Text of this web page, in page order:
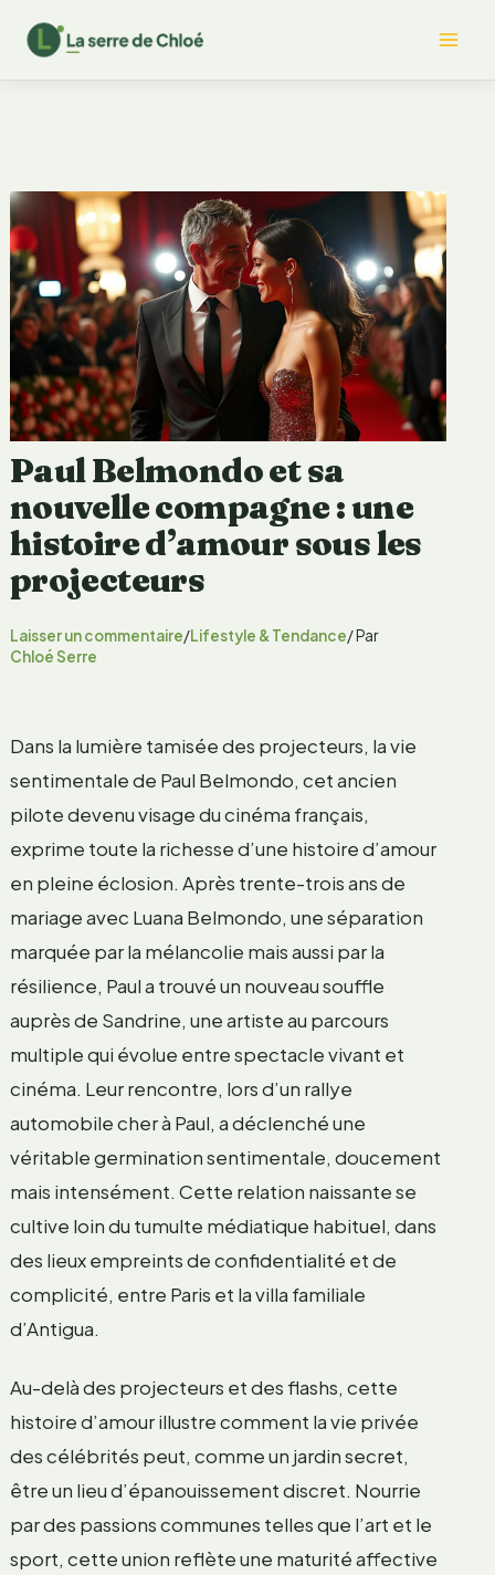
contenu
Paul Belmondo et sa
nouvelle compagne : une
histoire d’amour sous les
projecteurs
Laisser un commentaire/Lifestyle & Tendance/ Par
Chloé Serre
Dans la lumière tamisée des projecteurs, la vie
sentimentale de Paul Belmondo, cet ancien
pilote devenu visage du cinéma français,
exprime toute la richesse d’une histoire d’amour
en pleine éclosion. Après trente-trois ans de
mariage avec Luana Belmondo, une séparation
marquée par la mélancolie mais aussi par la
résilience, Paul a trouvé un nouveau souffle
auprès de Sandrine, une artiste au parcours
multiple qui évolue entre spectacle vivant et
cinéma. Leur rencontre, lors d’un rallye
automobile cher à Paul, a déclenché une
véritable germination sentimentale, doucement
mais intensément. Cette relation naissante se
cultive loin du tumulte médiatique habituel, dans
des lieux empreints de confidentialité et de
complicité, entre Paris et la villa familiale
d’Antigua.
Au-delà des projecteurs et des flashs, cette
histoire d’amour illustre comment la vie privée
des célébrités peut, comme un jardin secret,
être un lieu d’épanouissement discret. Nourrie
par des passions communes telles que l’art et le
sport, cette union reflète une maturité affective